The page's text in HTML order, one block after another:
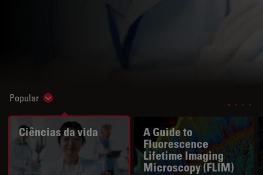
Popular Show subnavigation
Ciências da vida
A Guide to
Fluorescence
Lifetime Imaging
Microscopy (FLIM)